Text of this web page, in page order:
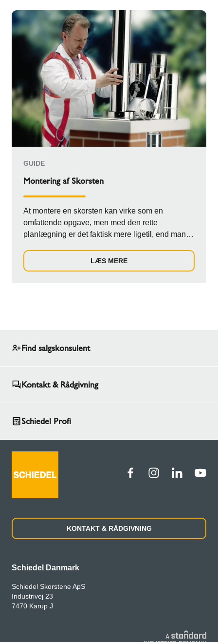
GUIDE
Montering af Skorsten
At montere en skorsten kan virke som en
omfattende opgave, men med den rette
planlægning er det faktisk mere ligetil, end man
LÆS MERE
Find salgskonsulent
Kontakt & Rådgivning
Schiedel Profi
KONTAKT & RÅDGIVNING
Schiedel Danmark
Schiedel Skorstene ApS
Industrivej 23
7470 Karup J